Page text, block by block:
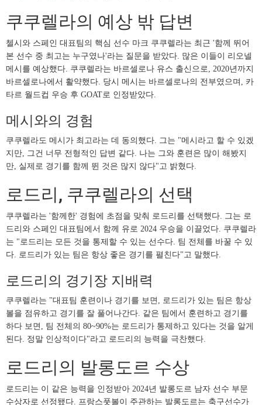
쿠쿠렐라의 예상 밖 답변
첼시와 스페인 대표팀의 핵심 선수 마크 쿠쿠렐라는 최근 '함께 뛰어
본 선수 중 최고는 누구였나'라는 질문을 받았다. 많은 이들이 리오넬
메시를 예상했다. 쿠쿠렐라는 바르셀로나 유스 출신으로, 2020년까지
바르셀로나에서 활약했다. 당시 메시는 바르셀로나의 전부였으며, 카
타르 월드컵 우승 후 GOAT로 인정받았다.
메시와의 경험
쿠쿠렐라도 메시가 최고라는 데 동의했다. 그는 "메시라고 할 수 있겠
지만, 그건 너무 전형적인 답변 같다. 나는 그와 훈련은 많이 해봤지
만, 실제로 경기를 함께 뛴 것은 많지 않다"고 밝혔다.
로드리, 쿠쿠렐라의 선택
쿠쿠렐라는 '함께한' 경험에 초점을 맞춰 로드리를 선택했다. 그는 로
드리와 스페인 대표팀에서 함께 유로 2024 우승을 이끌었다. 쿠쿠렐라
는 "로드리는 모든 것을 통제할 수 있는 선수다. 팀 전체를 바꿀 수 있
다. 로드리가 있는 팀은 항상 좋은 경기를 펼친다"고 말했다.
로드리의 경기장 지배력
쿠쿠렐라는 "대표팀 훈련이나 경기를 보면, 로드리가 있는 팀은 항상
볼을 점유하고 경기를 잘 풀어나간다. 같은 팀에서 훈련하고 경기를
하다 보면, 팀 전체의 80~90%는 로드리가 통제하고 있다는 것을 알게
된다. 정말 인상적이다"라고 로드리의 능력을 극찬했다.
로드리의 발롱도르 수상
로드리는 이 같은 능력을 인정받아 2024년 발롱도르 남자 선수 부문
수상자로 선정됐다. 프랑스풋볼이 주관하는 발롱도르는 축구선수가